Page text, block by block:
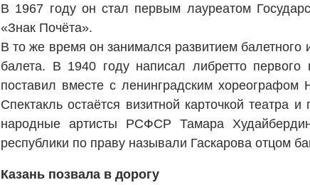
В 1967 году он стал первым лауреатом
«Знак Почёта».
В то же время он занимался развитием
балета. В 1940 году написал либретто
поставил вместе с ленинградским
Спектакль остаётся визитной карточкой театра
народные артисты РСФСР Тамара
республики по праву называли Гаскарова отцом
Казань позвала в дорогу